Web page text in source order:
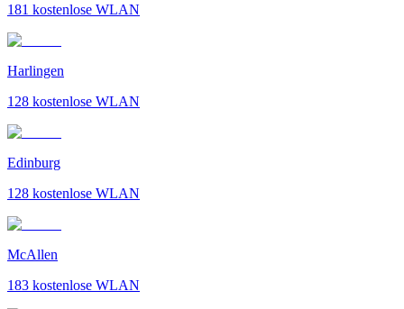
181 kostenlose WLAN
Harlingen
128 kostenlose WLAN
Edinburg
128 kostenlose WLAN
McAllen
183 kostenlose WLAN